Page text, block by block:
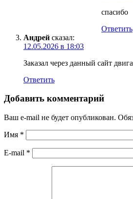
спасибо
Ответить
Андрей сказал:
12.05.2026 в 18:03
Заказал через данный сайт
Ответить
Добавить комментарий
Ваш e-mail не будет опубликован.
Имя *
E-mail *